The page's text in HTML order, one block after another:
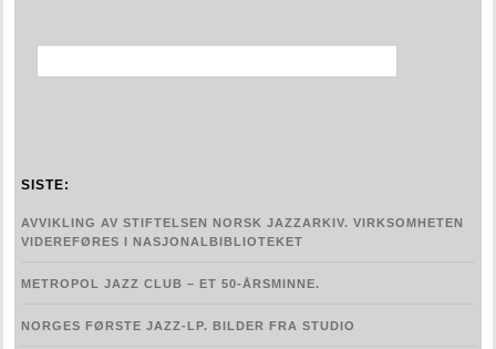
Jazz etter 1960
SISTE:
AVVIKLING AV STIFTELSEN NORSK JAZZARKIV. VIRKSOMHETEN
VIDEREFØRES I NASJONALBIBLIOTEKET
METROPOL JAZZ CLUB – ET 50-ÅRSMINNE.
NORGES FØRSTE JAZZ-LP. BILDER FRA STUDIO